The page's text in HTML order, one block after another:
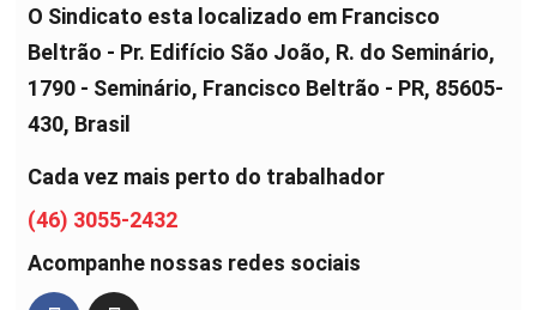
O Sindicato esta localizado em Francisco
Beltrão - Pr. Edifício São João, R. do Seminário,
1790 - Seminário, Francisco Beltrão - PR, 85605-
430, Brasil
Cada vez mais perto do trabalhador
(46) 3055-2432
Acompanhe nossas redes sociais